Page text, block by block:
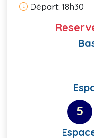
Départ: 18h30
5